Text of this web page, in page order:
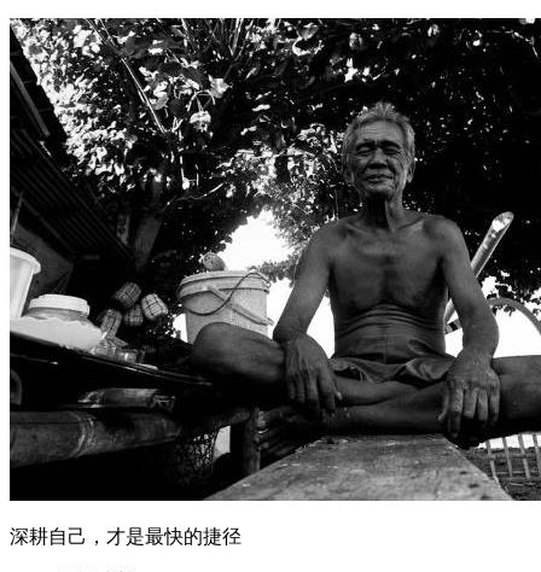
深耕自己，才是最快的捷径
男性成长
核心摘要 真正的成长来自于突破生命认知的局限 超越自我认
知是实现个人成长的关键一步 通过实践和反思可以有效拓展
生命认知边界 适合正在经历职业瓶颈或情感困扰的人群 需要
通过持续的自我探索和实践来实现突破 一、打破成长的迷思
很多人以为，成长是不断向外探索的过程——读更多的书、参
加更多的课程、拓展更多的人脉...
2026年6月6日
合作
资源置换
广告位置换